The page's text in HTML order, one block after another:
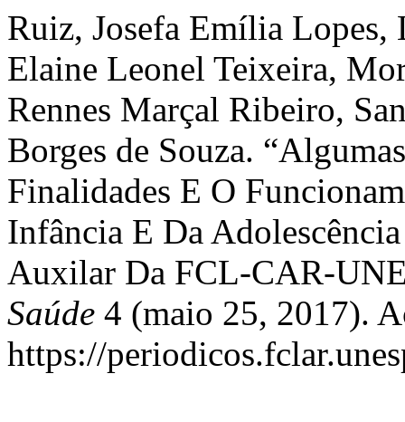
Ruiz, Josefa Emília
Elaine Leonel Teixeira,
Rennes Marçal Ribeiro,
Borges de Souza.
Finalidades E O
Infância E Da
Auxilar Da FCL-CAR-
Saúde 4 (maio 25, 2017).
https://